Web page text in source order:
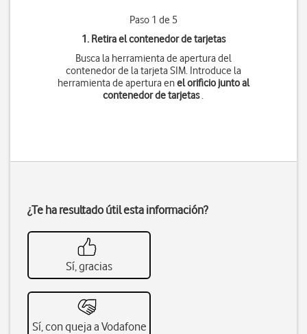
Paso 1 de 5
1. Retira el contenedor de tarjetas
Busca la herramienta de apertura del
contenedor de la tarjeta SIM. Introduce la
herramienta de apertura enel orificio junto al
contenedor de tarjetas.
¿Te ha resultado útil esta información?
Sí, gracias
Sí, con queja a Vodafone